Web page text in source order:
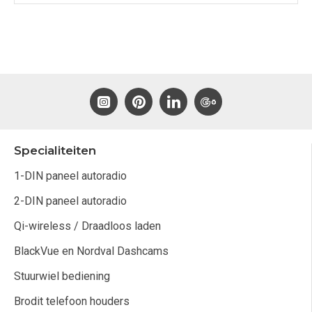
Specialiteiten
1-DIN paneel autoradio
2-DIN paneel autoradio
Qi-wireless / Draadloos laden
BlackVue en Nordval Dashcams
Stuurwiel bediening
Brodit telefoon houders